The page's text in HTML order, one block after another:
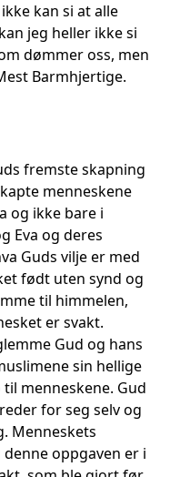
kan si at alle
jeg heller ikke si
dømmer oss, men
Barmhjertige.
fremste skapning
menneskene
og ikke bare i
Eva og deres
Guds vilje er med
født uten synd og
til himmelen,
er svakt.
Gud og hans
sin hellige
menneskene. Gud
for seg selv og
Menneskets
oppgaven er i